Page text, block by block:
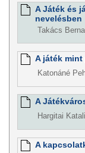
A Játék és
nevelésben
Takács
A játék
Katonáné
A
Hargitai
A